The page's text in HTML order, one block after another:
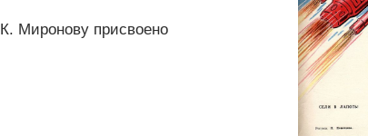
Миронову присвоено